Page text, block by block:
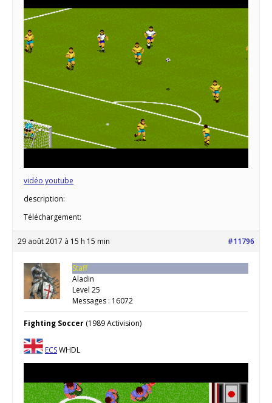
vidéo youtube
description:
Téléchargement:
29 août 2017 à 15 h 15 min #11796
Staff
Aladin
Level 25
Messages : 16072
Fighting Soccer (1989 Activision)
ECSWHDL